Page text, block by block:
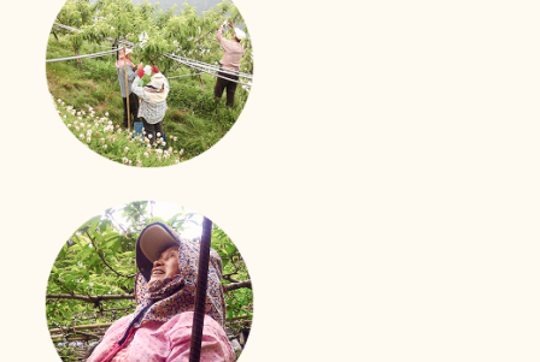
移工用心學習、用愛照顧
新事社會服務中心的移工照護訓練課程也來到了第二次！
來自印尼、越南、菲律賓的外籍看護們帶著上一次課程的
收穫與期待，再次踏進教室。
立即行動